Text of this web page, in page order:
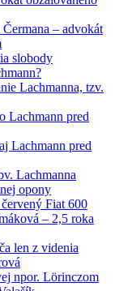
– advokát
slobody
Lachmanna, tzv.
Lachmann pred
Lachmann pred
Lachmanna
opony
Fiat 600
– 2,5 roka
len z videnia
npor. Lörinczom